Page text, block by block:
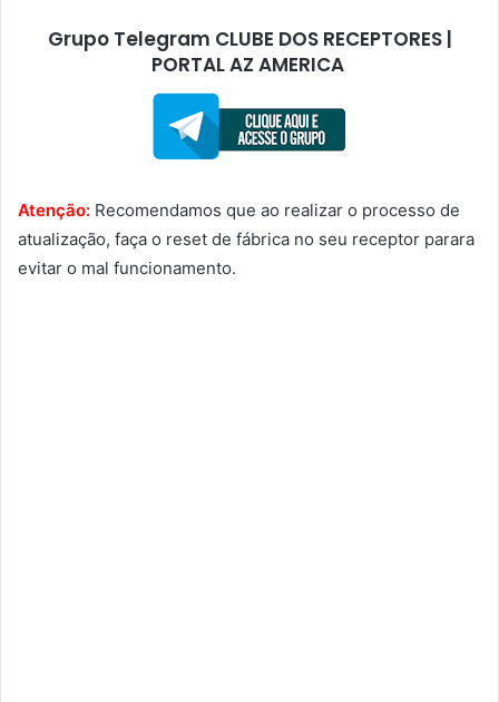
Grupo Telegram CLUBE DOS RECEPTORES |
PORTAL AZ AMERICA
Atenção: Recomendamos que ao realizar o processo de
atualização, faça o reset de fábrica no seu receptor parara
evitar o mal funcionamento.